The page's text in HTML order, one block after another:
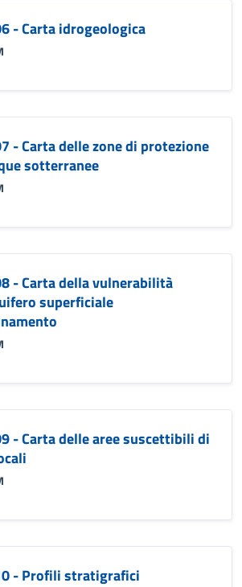
- Carta idrogeologica
- Carta delle zone di protezione
sotterranee
- Carta della vulnerabilità
superficiale
- Carta delle aree suscettibili di
- Profili stratigrafici